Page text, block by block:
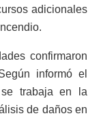
adicionales
confirmaron
informó el
trabaja en la
de daños en